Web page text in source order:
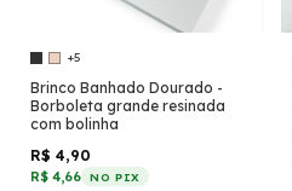
+5
Brinco Banhado Dourado -
Borboleta grande resinada
com bolinha
R$ 4,90
R$ 4,66 NO PIX